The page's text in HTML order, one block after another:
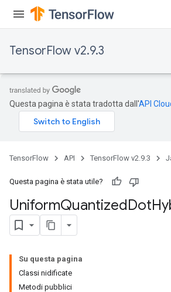
TensorFlow v2.9.3
Questa pagina è stata tradotta dall'API
TensorFlow API TensorFlow v2.9.3
Questa pagina è stata utile?
UniformQuantizedDot
Su questa pagina
Classi nidificate
Metodi pubblici